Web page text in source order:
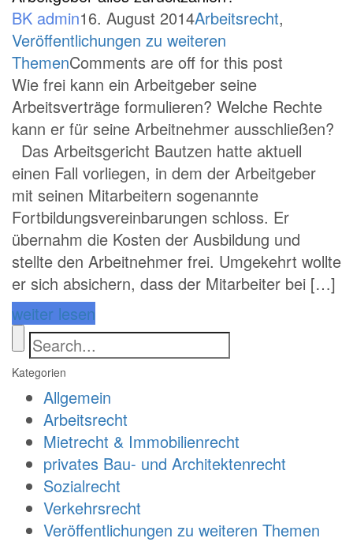
BK admin16. August 2014Arbeitsrecht,
Veröffentlichungen zu weiteren
ThemenComments are off for this post
Wie frei kann ein Arbeitgeber seine
Arbeitsverträge formulieren? Welche Rechte
kann er für seine Arbeitnehmer ausschließen?
Das Arbeitsgericht Bautzen hatte aktuell
einen Fall vorliegen, in dem der Arbeitgeber
mit seinen Mitarbeitern sogenannte
Fortbildungsvereinbarungen schloss. Er
übernahm die Kosten der Ausbildung und
stellte den Arbeitnehmer frei. Umgekehrt wollte
er sich absichern, dass der Mitarbeiter bei […]
weiter lesen
Kategorien
Allgemein
Arbeitsrecht
Mietrecht & Immobilienrecht
privates Bau- und Architektenrecht
Sozialrecht
Verkehrsrecht
Veröffentlichungen zu weiteren Themen